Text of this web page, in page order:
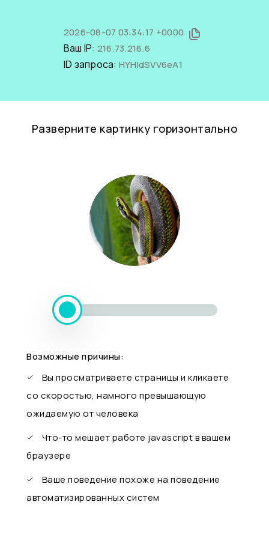
2026-08-07 03:34:17 +0000
Ваш IP: 216.73.216.6
ID запроса: HYHIdSVV6eA1
Разверните картинку горизонтально
Возможные причины:
Вы просматриваете страницы и кликаете
со скоростью, намного превышающую
ожидаемую от человека
Что-то мешает работе javascript в вашем
браузере
Ваше поведение похоже на поведение
автоматизированных систем